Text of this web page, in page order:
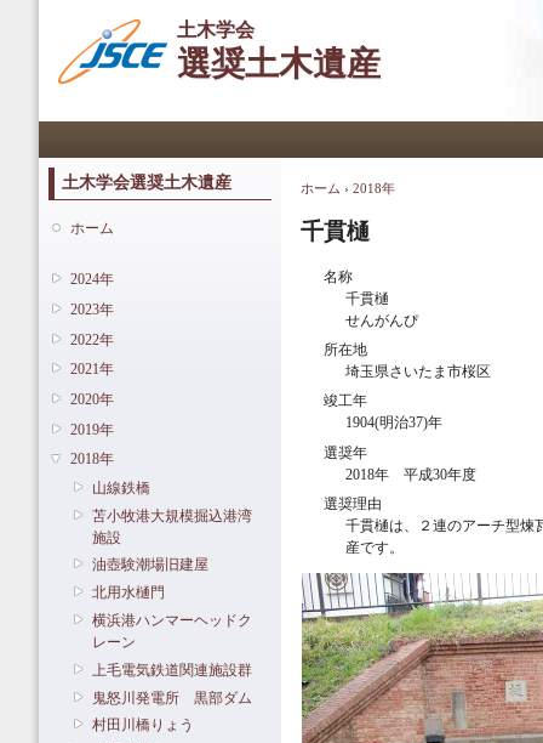
土木学会
選奨土木遺産
土木学会選奨土木遺産
ホーム
2024年
2023年
2022年
2021年
2020年
2019年
2018年
山線鉄橋
苫小牧港大規模掘込港湾
施設
油壺験潮場旧建屋
北用水樋門
横浜港ハンマーヘッドク
レーン
上毛電気鉄道関連施設群
鬼怒川発電所 黒部ダム
村田川橋りょう
現在地
ホーム › 2018年
千貫樋
名称
千貫樋
せんがんぴ
所在地
埼玉県さいたま市桜区
竣工年
1904(明治37)年
選奨年
2018年 平成30年度
選奨理由
千貫樋は、２連のアーチ型煉
産です。